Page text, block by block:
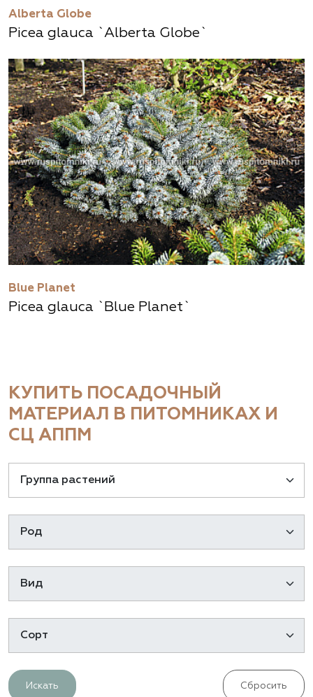
Alberta Globe
Picea glauca `Alberta Globe`
Blue Planet
Picea glauca `Blue Planet`
КУПИТЬ ПОСАДОЧНЫЙ
МАТЕРИАЛ В ПИТОМНИКАХ И
СЦ АППМ
Искать Сбросить